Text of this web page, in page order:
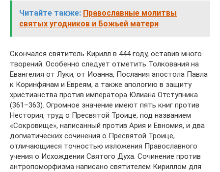
Читайте также: Православные молитвы
святых угодников и Божьей матери
Скончался святитель Кирилл в 444 году, оставив много
творений. Особенно следует отметить Толкования на
Евангелия от Луки, от Иоанна, Послания апостола Павла
к Коринфянам и Евреям, а также апологию в защиту
христианства против императора Юлиана Отступника
(361–363). Огромное значение имеют пять книг против
Нестория, труд о Пресвятой Троице, под названием
«Сокровище», написанный против Ария и Евномия, и два
догматических сочинения о Пресвятой Троице,
отличающиеся точностью изложения Православного
учения о Исхождении Святого Духа. Сочинение против
антропоморфизма написано святителем Кириллом для